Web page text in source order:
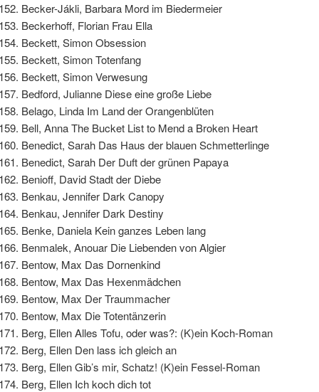
Becker-Jákli, Barbara Mord im Biedermeier
Beckerhoff, Florian Frau Ella
Beckett, Simon Obsession
Beckett, Simon Totenfang
Beckett, Simon Verwesung
Bedford, Julianne Diese eine große Liebe
Belago, Linda Im Land der Orangenblüten
Bell, Anna The Bucket List to Mend a Broken Heart
Benedict, Sarah Das Haus der blauen Schmetterlinge
Benedict, Sarah Der Duft der grünen Papaya
Benioff, David Stadt der Diebe
Benkau, Jennifer Dark Canopy
Benkau, Jennifer Dark Destiny
Benke, Daniela Kein ganzes Leben lang
Benmalek, Anouar Die Liebenden von Algier
Bentow, Max Das Dornenkind
Bentow, Max Das Hexenmädchen
Bentow, Max Der Traummacher
Bentow, Max Die Totentänzerin
Berg, Ellen Alles Tofu, oder was?: (K)ein Koch-Roman
Berg, Ellen Den lass ich gleich an
Berg, Ellen Gib’s mir, Schatz! (K)ein Fessel-Roman
Berg, Ellen Ich koch dich tot